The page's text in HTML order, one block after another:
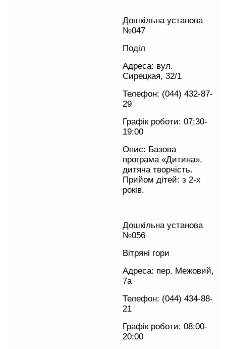
Дошкільна установа
№047
Поділ
Адреса: вул.
Сирецкая, 32/1
Телефон: (044) 432-87-
29
Графік роботи: 07:30-
19:00
Опис: Базова
програма «Дитина»,
дитяча творчість.
Прийом дітей: з 2-х
років.
Дошкільна установа
№056
Вітряні гори
Адреса: пер. Межовий,
7а
Телефон: (044) 434-88-
21
Графік роботи: 08:00-
20:00